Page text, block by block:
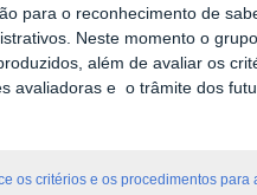
para o reconhecimento de
Neste momento o
além de avaliar os
avaliadoras e o trâmite dos
os critérios e os procedimentos para